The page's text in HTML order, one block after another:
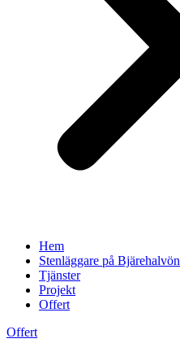
Hem
Stenläggare på Bjärehalvön
Tjänster
Projekt
Offert
Offert